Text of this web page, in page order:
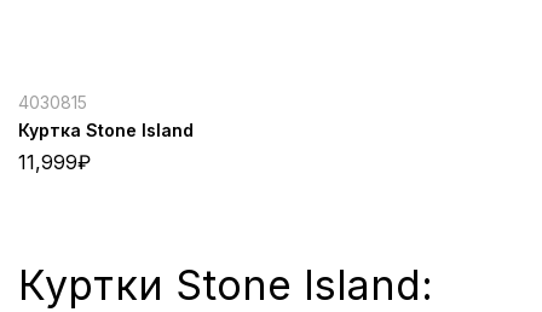
4030815
Куртка Stone Island
11,999₽
Куртки Stone Island: